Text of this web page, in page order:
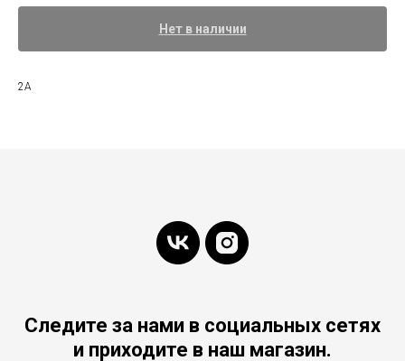
Нет в наличии
2А
Следите за нами в социальных сетях
и приходите в наш магазин.